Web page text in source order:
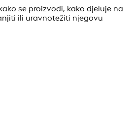
se proizvodi, kako djeluje na
ili uravnotežiti njegovu